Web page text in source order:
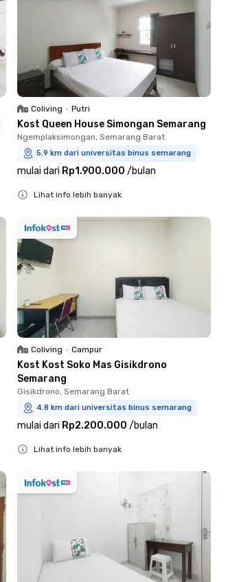
Coliving • Putri
Kost Queen House Simongan Semarang
Ngemplaksimongan, Semarang Barat
5.9 km dari universitas binus semarang
mulai dari Rp1.900.000 /bulan
Lihat info lebih banyak
Coliving • Campur
Kost Kost Soko Mas Gisikdrono
Semarang
Gisikdrono, Semarang Barat
4.8 km dari universitas binus semarang
mulai dari Rp2.200.000 /bulan
Lihat info lebih banyak